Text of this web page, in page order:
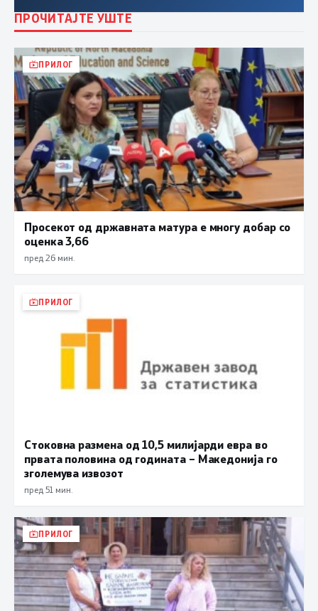
ПРОЧИТАЈТЕ УШТЕ
ПРИЛОГ
Просекот од државната матура е многу добар со
оценка 3,66
пред 26 мин.
ПРИЛОГ
Стоковна размена од 10,5 милијарди евра во
првата половина од годината – Македонија го
зголемува извозот
пред 51 мин.
ПРИЛОГ